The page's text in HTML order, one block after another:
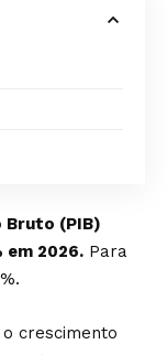
(PIB)
em 2026. Para
crescimento